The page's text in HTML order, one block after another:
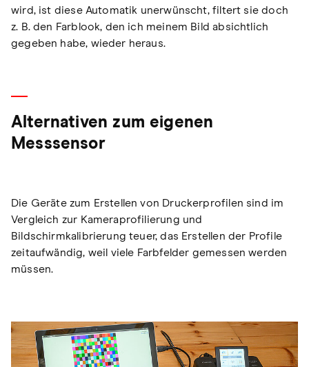
wird, ist diese Automatik unerwünscht, filtert sie doch
z. B. den Farblook, den ich meinem Bild absichtlich
gegeben habe, wieder heraus.
Alternativen zum eigenen
Messsensor
Die Geräte zum Erstellen von Druckerprofilen sind im
Vergleich zur Kameraprofilierung und
Bildschirmkalibrierung teuer, das Erstellen der Profile
zeitaufwändig, weil viele Farbfelder gemessen werden
müssen.